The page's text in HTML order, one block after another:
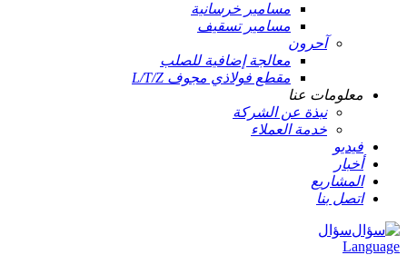
مسامير خرسانية
مسامير تسقيف
آحرون
معالجة إضافية للصلب
مقطع فولاذي مجوف L/T/Z
معلومات عنا
نبذة عن الشركة
خدمة العملاء
فيديو
أخبار
المشاريع
اتصل بنا
سؤال
Language